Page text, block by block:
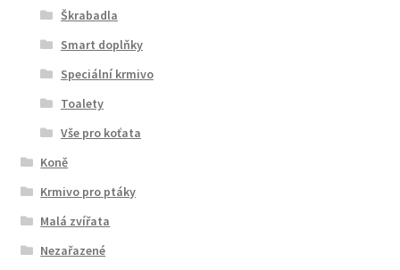
Škrabadla
Smart doplňky
Speciální krmivo
Toalety
Vše pro koťata
Koně
Krmivo pro ptáky
Malá zvířata
Nezařazené